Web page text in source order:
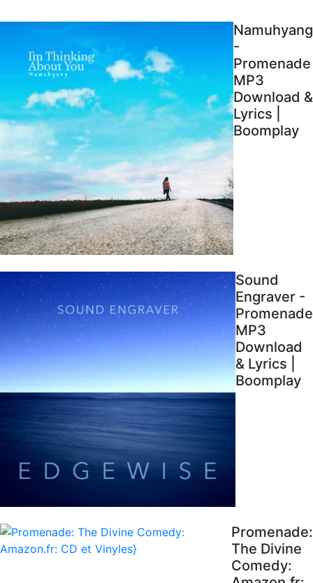
Namuhyang
-
Promenade
MP3
Download &
Lyrics |
Boomplay
Sound
Engraver -
Promenade
MP3
Download
& Lyrics |
Boomplay
Promenade:
The Divine
Comedy: